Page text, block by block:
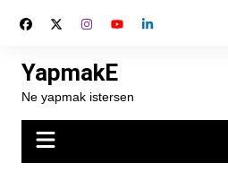
YapmakE
Ne yapmak istersen